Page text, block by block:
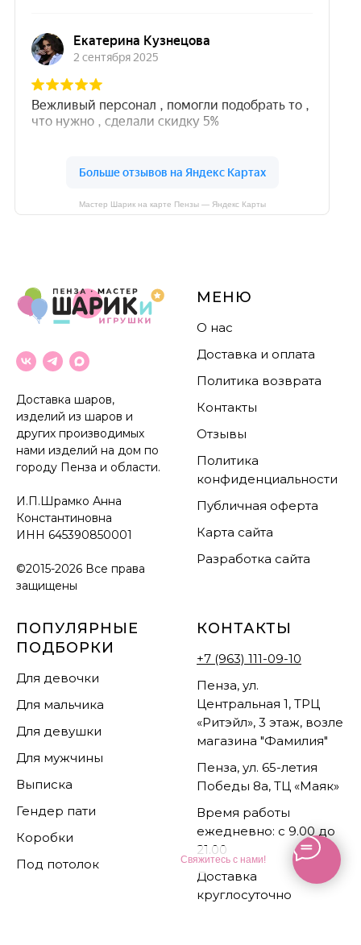
Свяжитесь с нами!
Мастер Шарик на карте Пензы — Яндекс Карты
Доставка шаров,
изделий из шаров и
других производимых
нами изделий на дом по
городу Пенза и области.
И.П.Шрамко Анна
Константиновна
ИНН 645390850001
©2015-2026 Все права
защищены
МЕНЮ
О нас
Доставка и оплата
Политика возврата
Контакты
Отзывы
Политика
конфиденциальности
Публичная оферта
Карта сайта
Разработка сайта
ПОПУЛЯРНЫЕ
ПОДБОРКИ
Для девочки
Для мальчика
Для девушки
Для мужчины
Выписка
Гендер пати
Коробки
Под потолок
КОНТАКТЫ
+7 (963) 111-09-10
Пенза, ул.
Центральная 1, ТРЦ
«Ритэйл», 3 этаж, возле
магазина "Фамилия"
Пенза, ул. 65-летия
Победы 8а, ТЦ «Маяк»
Время работы
ежедневно: с 9.00 до
21.00
Доставка
круглосуточно